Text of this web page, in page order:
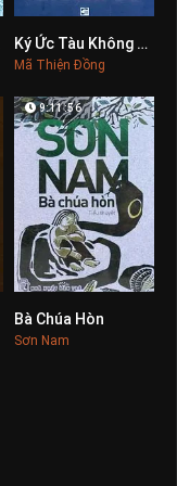
0
Ký Ức Tàu Không Số
Mã Thiện Đồng
9:11:56
Bà Chúa Hòn
Sơn Nam